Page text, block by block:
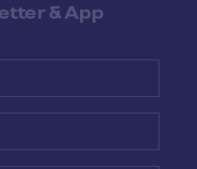
& App